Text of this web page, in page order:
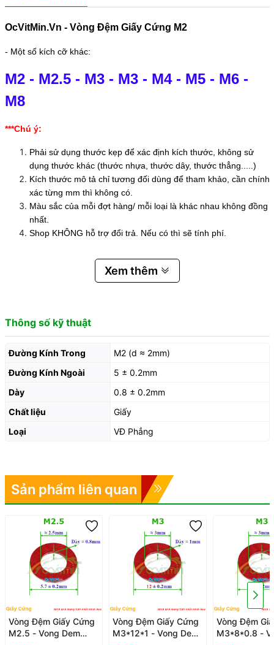
OcVitMin.Vn - Vòng Đệm Giấy Cứng M2
- Một số kích cỡ khác:
M2 - M2.5 - M3 - M3 - M4 - M5 - M6 -
M8
***Chú ý:
Phải sử dụng thước kẹp để xác định kích thước, không sử
dụng thước khác (thước nhựa, thước dây, thước thẳng.....)
Kích thước mô tả chỉ tương đối dùng để tham khảo, cần chính
xác từng mm thì không có.
Màu sắc của mỗi đợt hàng/ mỗi loại là khác nhau không đồng
nhất.
Shop KHÔNG hỗ trợ đổi trả. Nếu có thì sẽ tính phí.
Xem thêm
Thông số kỹ thuật
Đường Kính Trong
M2 (d ≈ 2mm)
Đường Kính Ngoài
5 ± 0.2mm
Dày
0.8 ± 0.2mm
Chất liệu
Giấy
Loại
VĐ Phẳng
Sản phẩm liên quan
Vòng Đệm Giấy Cứng
M2.5 - Vong Dem
Vòng Đệm Giấy Cứng
M3*12*1 - Vong Dem
Vòng Đệm
M3*8*0.8 -